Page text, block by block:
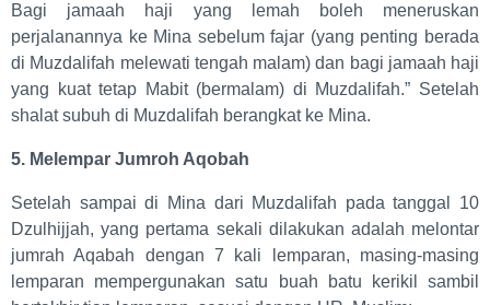
Bagi jamaah haji yang lemah boleh meneruskan
perjalanannya ke Mina sebelum fajar (yang penting berada
di Muzdalifah melewati tengah malam) dan bagi jamaah haji
yang kuat tetap Mabit (bermalam) di Muzdalifah.” Setelah
shalat subuh di Muzdalifah berangkat ke Mina.
5. Melempar Jumroh Aqobah
Setelah sampai di Mina dari Muzdalifah pada tanggal 10
Dzulhijjah, yang pertama sekali dilakukan adalah melontar
jumrah Aqabah dengan 7 kali lemparan, masing-masing
lemparan mempergunakan satu buah batu kerikil sambil